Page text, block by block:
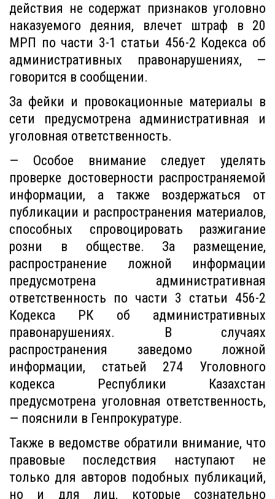
действия не содержат признаков уголовно
наказуемого деяния, влечет штраф в 20
МРП по части 3-1 статьи 456-2 Кодекса об
административных правонарушениях, —
говорится в сообщении.
За фейки и провокационные материалы в
сети предусмотрена административная и
уголовная ответственность.
— Особое внимание следует уделять
проверке достоверности распространяемой
информации, а также воздержаться от
публикации и распространения материалов,
способных спровоцировать разжигание
розни в обществе. За размещение,
распространение ложной информации
предусмотрена административная
ответственность по части 3 статьи 456-2
Кодекса РК об административных
правонарушениях. В случаях
распространения заведомо ложной
информации, статьей 274 Уголовного
кодекса Республики Казахстан
предусмотрена уголовная ответственность,
— пояснили в Генпрокуратуре.
Также в ведомстве обратили внимание, что
правовые последствия наступают не
только для авторов подобных публикаций,
но и для лиц, которые сознательно